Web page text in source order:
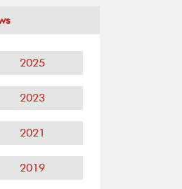
2025
2023
2021
2019